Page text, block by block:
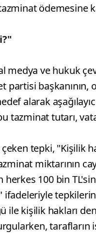
ödemesine
medya ve hukuk
partisi başkanının,
alarak
tazminat tutarı,
tepki, "Kişilik
miktarının
100 bin
ifadeleriyle
ile kişilik hakları